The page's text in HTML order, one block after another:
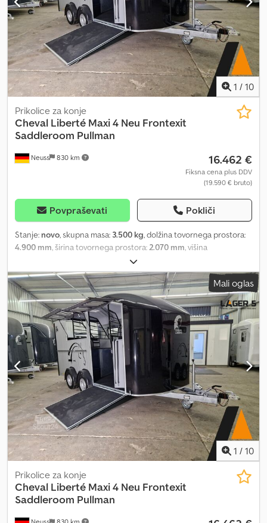
Dksdpfxszf Utme Akgor
1 / 10
Neuss 830 km
Prikolice za konje
Cheval Liberté Maxi 4 Neu Frontexit
Saddleroom Pullman
16.462 €
Fiksna cena plus DDV
(19.590 € bruto)
Povpraševati Pokliči
Stanje: novo, skupna masa: 3.500 kg, dolžina tovornega prostora:
4.900 mm , širina tovornega prostora: 2.070 mm , višina
2.300 mm, Neposredna prodaja iz Neussa /
Düsseldorfa. Termine za nakup po telefonskem dogovoru. Klic
Neuss (0)2131 595 4218. Enostavna in zanesljiva obdelava
zagotovljena! Maxi 4 novo na voljo v različnih barvah. Začnite zdaj.
COC dokument vse vključeno. Cena iz skladišča Neuss vse
vključeno. Dostava ob predhodnem plačilu že od 199 EUR naprej.
Prodaja novih izdelkov samo na lokaciji! Slike so simbolične in
lahko prikazujejo posebno opremo. Pridržujemo si pravico do
napak, sprememb in predhodne prodaje. zaloga 24-26 wm k
Dodpfx Akezf Nmhsgjkr
Mali oglas
1 / 10
Prikolice za konje
Cheval Liberté Maxi 4 Neu Frontexit
Saddleroom Pullman